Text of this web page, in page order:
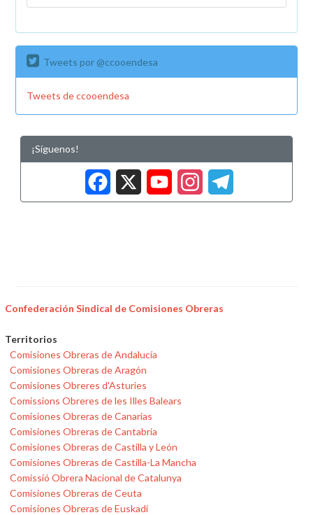
Tweets por @ccooendesa
Tweets de ccooendesa
¡Síguenos!
Facebook
X
Confederación Sindical de Comisiones Obreras
Territorios
Comisiones Obreras de Andalucía
Comisiones Obreras de Aragón
Comisiones Obreres d'Asturies
Comissions Obreres de les Illes Balears
Comisiones Obreras de Canarias
Comisiones Obreras de Cantabria
Comisiones Obreras de Castilla y León
Comisiones Obreras de Castilla-La Mancha
Comissió Obrera Nacional de Catalunya
Comisiones Obreras de Ceuta
Comisiones Obreras de Euskadi